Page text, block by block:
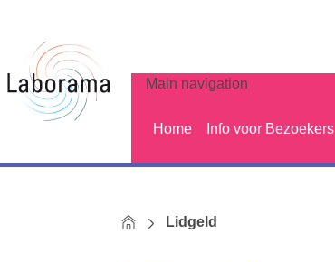
Main navigation
Home Info voor Bezoekers
HomeLidgeld